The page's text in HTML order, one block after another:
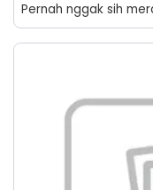
Pernah nggak sih